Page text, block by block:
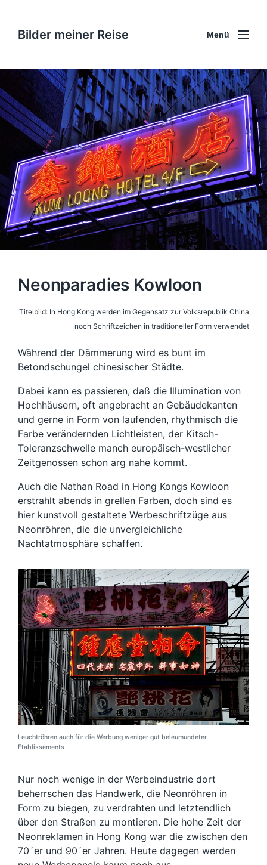
Bilder meiner Reise Menü
Neonparadies Kowloon
Titelbild: In Hong Kong werden im Gegensatz zur Volksrepublik China
noch Schriftzeichen in traditioneller Form verwendet
Während der Dämmerung wird es bunt im
Betondschungel chinesischer Städte.
Dabei kann es passieren, daß die Illumination von
Hochhäusern, oft angebracht an Gebäudekanten
und gerne in Form von laufenden, rhythmisch die
Farbe verändernden Lichtleisten, der Kitsch-
Toleranzschwelle manch europäisch-westlicher
Zeitgenossen schon arg nahe kommt.
Auch die Nathan Road in Hong Kongs Kowloon
erstrahlt abends in grellen Farben, doch sind es
hier kunstvoll gestaltete Werbeschriftzüge aus
Neonröhren, die die unvergleichliche
Nachtatmosphäre schaffen.
Leuchtröhren auch für die Werbung weniger gut beleumundeter
Etablissements
Nur noch wenige in der Werbeindustrie dort
beherrschen das Handwerk, die Neonröhren in
Form zu biegen, zu verdrahten und letztendlich
über den Straßen zu montieren. Die hohe Zeit der
Neonreklamen in Hong Kong war die zwischen den
70´er und 90´er Jahren. Heute dagegen werden